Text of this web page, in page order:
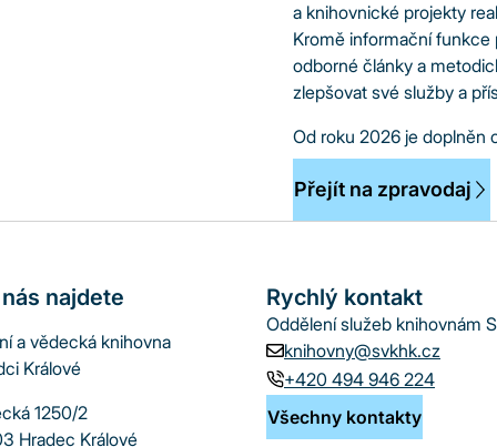
a knihovnické projekty
Kromě informační funkce
odborné články a
zlepšovat své služby a
Od roku 2026 je doplněn
Přejít na zpravodaj
najdete
a vědecká knihovna
Králové
1250/2
Hradec Králové
Rychlý kontakt
Oddělení služeb knihovnám
knihovny@svkhk.cz
+420 494 946 224
Všechny kontakty